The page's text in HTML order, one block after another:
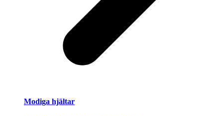
Modiga hjältar